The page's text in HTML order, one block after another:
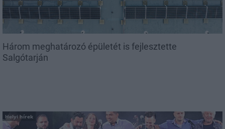
Három meghatározó épületét is fejlesztette
Salgótarján
Helyi hírek